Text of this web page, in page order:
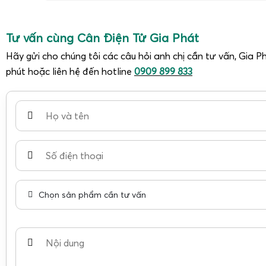
Tư vấn cùng Cân Điện Tử Gia Phát
Hãy gửi cho chúng tôi các câu hỏi anh chị cần tư vấn, Gia
phút hoặc liên hệ đến hotline 0909 899 833
Chọn sản phẩm cần tư vấn